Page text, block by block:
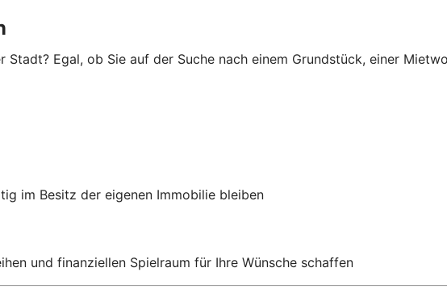
Egal, ob Sie auf der Suche nach einem Grundstück, einer
im Besitz der eigenen Immobilie bleiben
und finanziellen Spielraum für Ihre Wünsche schaffen